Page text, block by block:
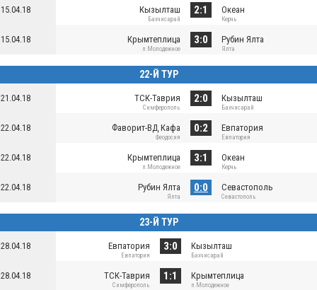
15.04.18 Кызылташ
Бахчисарай
2:1 Океан
Керчь
15.04.18 Крымтеплица
п.Молодежное
3:0 Рубин Ялта
Ялта
22-Й ТУР
21.04.18 ТСК-Таврия
Симферополь
2:0 Кызылташ
Бахчисарай
22.04.18 Фаворит-ВД Кафа
Феодосия
0:2 Евпатория
Евпатория
22.04.18 Крымтеплица
п.Молодежное
3:1 Океан
Керчь
22.04.18 Рубин Ялта
Ялта
0:0 Севастополь
Севастополь
23-Й ТУР
28.04.18 Евпатория
Евпатория
3:0 Кызылташ
Бахчисарай
28.04.18 ТСК-Таврия
Симферополь
1:1 Крымтеплица
п.Молодежное